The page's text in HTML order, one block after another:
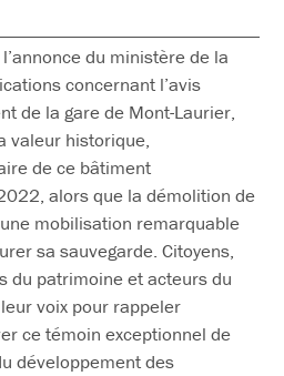
du ministère de la
concernant l’avis
de la gare de Mont-Laurier,
valeur historique,
de ce bâtiment
alors que la démolition de
mobilisation remarquable
sa sauvegarde. Citoyens,
du patrimoine et acteurs du
voix pour rappeler
ce témoin exceptionnel de
développement des